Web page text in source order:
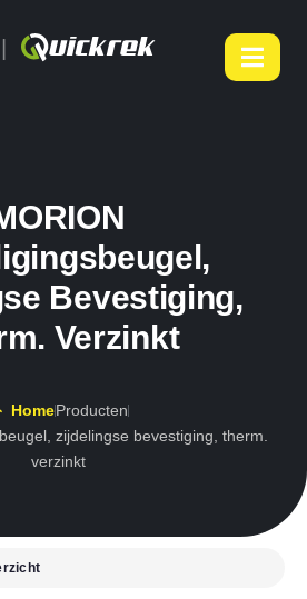
Bevestiging,
Verzinkt
HomeProducten
zijdelingse bevestiging, therm.
verzinkt